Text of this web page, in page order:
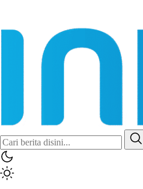
Inisiatif.co
Stay Connected Stay Informed